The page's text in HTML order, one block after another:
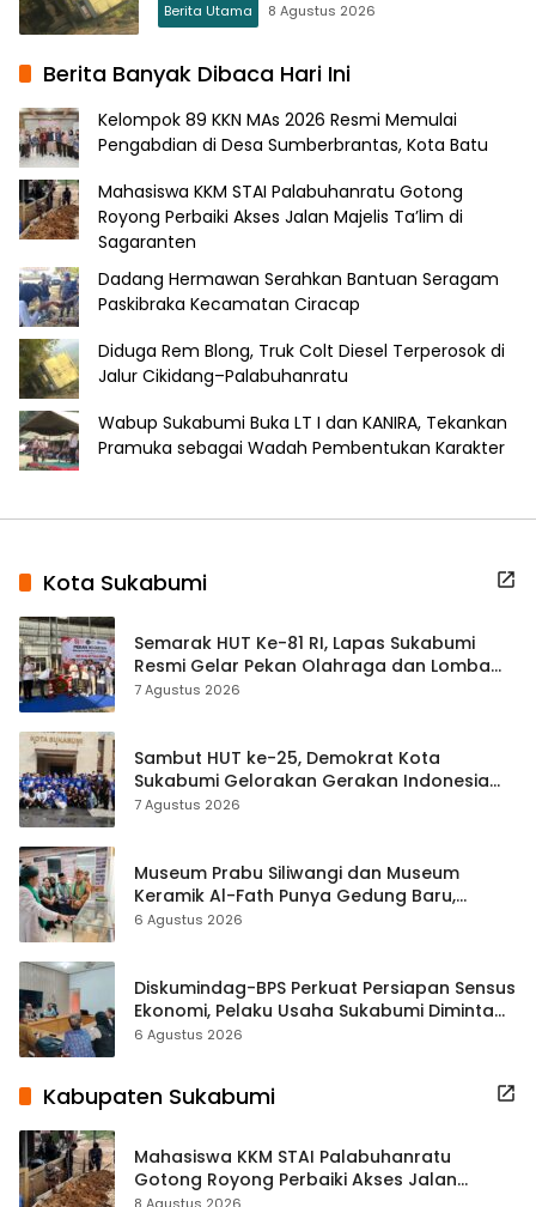
Berita Utama 8 Agustus 2026
Berita Banyak Dibaca Hari Ini
Kelompok 89 KKN MAs 2026 Resmi Memulai
Pengabdian di Desa Sumberbrantas, Kota Batu
Mahasiswa KKM STAI Palabuhanratu Gotong
Royong Perbaiki Akses Jalan Majelis Ta’lim di
Sagaranten
Dadang Hermawan Serahkan Bantuan Seragam
Paskibraka Kecamatan Ciracap
Diduga Rem Blong, Truk Colt Diesel Terperosok di
Jalur Cikidang–Palabuhanratu
Wabup Sukabumi Buka LT I dan KANIRA, Tekankan
Pramuka sebagai Wadah Pembentukan Karakter
Kota Sukabumi
Semarak HUT Ke-81 RI, Lapas Sukabumi
Resmi Gelar Pekan Olahraga dan Lomba
Tradisional
7 Agustus 2026
Sambut HUT ke-25, Demokrat Kota
Sukabumi Gelorakan Gerakan Indonesia
ASRI Lewat Aksi Bersih Masjid Agung
7 Agustus 2026
Museum Prabu Siliwangi dan Museum
Keramik Al-Fath Punya Gedung Baru,
Hampir 500 Koleksi Dipisahkan
6 Agustus 2026
Diskumindag-BPS Perkuat Persiapan Sensus
Ekonomi, Pelaku Usaha Sukabumi Diminta
Terbuka Beri Data
6 Agustus 2026
Kabupaten Sukabumi
Mahasiswa KKM STAI Palabuhanratu
Gotong Royong Perbaiki Akses Jalan
Majelis Ta’lim di Sagaranten